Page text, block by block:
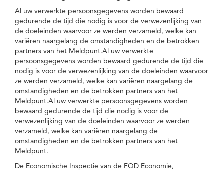
Al uw verwerkte persoonsgegevens worden bewaard
gedurende de tijd die nodig is voor de verwezenlijking van
de doeleinden waarvoor ze werden verzameld, welke kan
variëren naargelang de omstandigheden en de betrokken
partners van het Meldpunt.Al uw verwerkte
persoonsgegevens worden bewaard gedurende de tijd die
nodig is voor de verwezenlijking van de doeleinden waarvoor
ze werden verzameld, welke kan variëren naargelang de
omstandigheden en de betrokken partners van het
Meldpunt.Al uw verwerkte persoonsgegevens worden
bewaard gedurende de tijd die nodig is voor de
verwezenlijking van de doeleinden waarvoor ze werden
verzameld, welke kan variëren naargelang de
omstandigheden en de betrokken partners van het
Meldpunt.
De Economische Inspectie van de FOD Economie,